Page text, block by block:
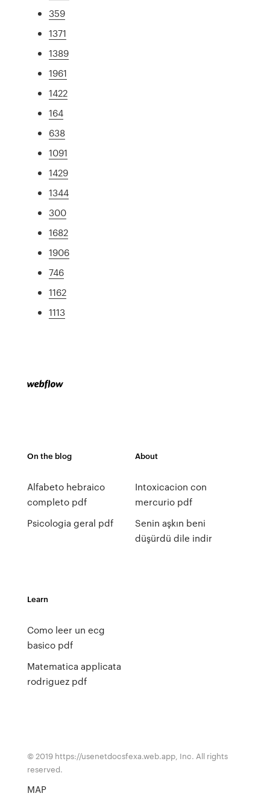
359
1371
1389
1961
1422
164
638
1091
1429
1344
300
1682
1906
746
1162
1113
On the blog
Alfabeto hebraico
completo pdf
Psicologia geral pdf
About
Intoxicacion con
mercurio pdf
Senin aşkın beni
düşürdü dile indir
Learn
Como leer un ecg
basico pdf
Matematica applicata
rodriguez pdf
© 2019 https://usenetdocsfexa.web.app, Inc. All rights
reserved.
MAP